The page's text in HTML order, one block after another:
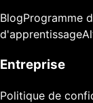
BlogProgramme
d'apprentissage
Entreprise
Politique de